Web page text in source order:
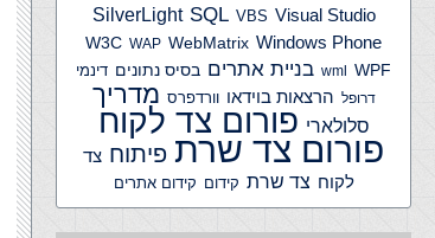
SilverLight SQL VBS Visual Studio
W3C WAP WebMatrix Windows Phone
wml WPF בניית אתרים בסיס נתונים דינמי
דרופל הרצאות בוידאו וורדפרס מדריך
סלולארי פורום צד לקוח
פורום צד שרת פיתוח צד
לקוח צד שרת קידום קידום אתרים